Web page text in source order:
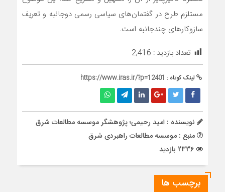
مستلزم طرح در گفتمان‌های سیاسی رسمی دوجانبه و تعریف
سازوکارهای چندجانبه است.
تعداد بازدید : 2,416
لینک کوتاه : https://www.iras.ir/?p=12401
نویسنده : امید رحیمی؛ پژوهشگر موسسه مطالعات شرق
منبع : موسسه مطالعات راهبردی شرق
برچسب ها